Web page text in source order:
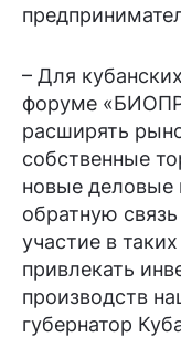
– Для
форуме
расширять
собственные
новые деловые
обратную
участие в
привлекать
производств
губернатор